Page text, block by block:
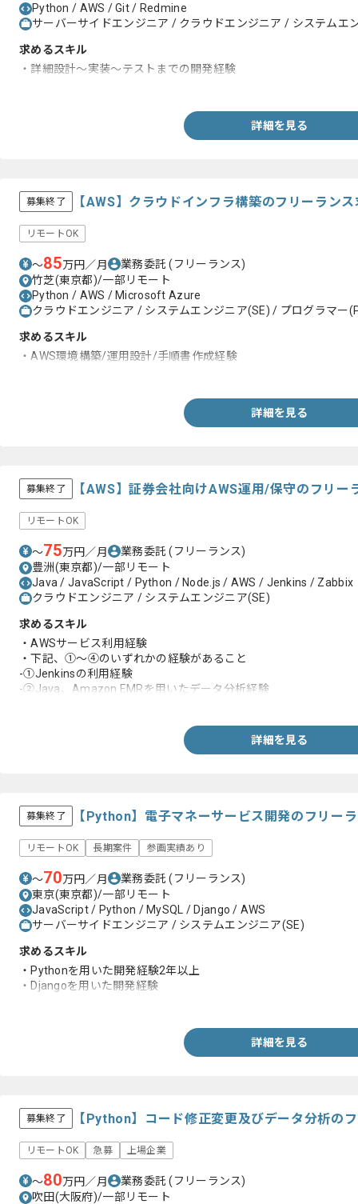
Python / AWS / Git / Redmine
サーバーサイドエンジニア / クラウドエンジニア / システムエ
求めるスキル
・詳細設計～実装～テストまでの開発経験
詳細を見る
募集終了 【AWS】クラウドインフラ構築のフリーラン
リモートOK
〜85万円／月 業務委託(フリーランス)
竹芝(東京都)/一部リモート
Python / AWS / Microsoft Azure
クラウドエンジニア / システムエンジニア(SE) / プログラマー
求めるスキル
・AWS環境構築/運用設計/手順書作成経験
詳細を見る
募集終了 【AWS】証券会社向けAWS運用/保守のフリー
リモートOK
〜75万円／月 業務委託(フリーランス)
豊洲(東京都)/一部リモート
Java / JavaScript / Python / Node.js / AWS / Jenkins / Zabbix
クラウドエンジニア / システムエンジニア(SE)
求めるスキル
・AWSサービス利用経験
・下記、①～④のいずれかの経験があること
-①Jenkinsの利用経験
-②Java、Amazon EMRを用いたデータ分析経験
詳細を見る
募集終了 【Python】電子マネーサービス開発のフリー
リモートOK 長期案件 参画実績あり
〜70万円／月 業務委託(フリーランス)
東京(東京都)/一部リモート
JavaScript / Python / MySQL / Django / AWS
サーバーサイドエンジニア / システムエンジニア(SE)
求めるスキル
・Pythonを用いた開発経験2年以上
・Djangoを用いた開発経験
詳細を見る
募集終了 【Python】コード修正変更及びデータ分析の
リモートOK 急募 上場企業
〜80万円／月 業務委託(フリーランス)
吹田(大阪府)/一部リモート